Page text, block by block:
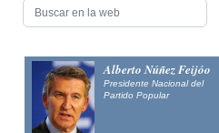
Alberto Núñez Feijóo
Presidente Nacional del
Partido Popular